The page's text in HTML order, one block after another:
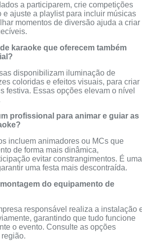
a participarem, crie competições
e ajuste a playlist para incluir músicas
momentos de diversão ajuda a criar
karaoke que oferecem também
disponibilizam iluminação de
coloridas e efeitos visuais, para criar
festiva. Essas opções elevam o nível
profissional para animar e guiar as
incluem animadores ou MCs que
de forma mais dinâmica,
evitar constrangimentos. É uma
uma festa mais descontraída.
do equipamento de
responsável realiza a instalação
garantindo que tudo funcione
o evento. Consulte as opções